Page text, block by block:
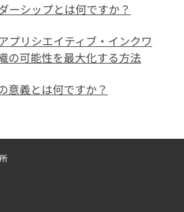
ーシップとは何ですか？
プリシエイティブ・インクワ
の可能性を最大化する方法
意義とは何ですか？